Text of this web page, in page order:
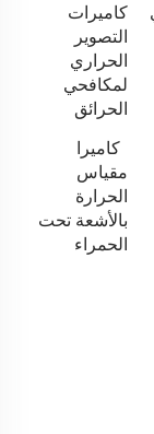
كاميرات
التصوير
الحراري
لمكافحي
الحرائق
كاميرا
مقياس
الحرارة
بالأشعة تحت
الحمراء